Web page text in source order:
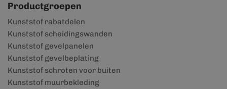
Productgroepen
Kunststof rabatdelen
Kunststof scheidingswanden
Kunststof gevelpanelen
Kunststof gevelbeplating
Kunststof schroten voor buiten
Kunststof muurbekleding